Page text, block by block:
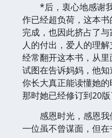
*后，衷心地感谢我
作已经超负荷，这本
完成，也因此挤占了
人的付出，爱人的理
经常翻开这本书，从里
试图在告诉妈妈，他
你长大真正能读懂她
那时她已经修订到20版
感恩时光，感恩我
一位虽不曾谋面，但